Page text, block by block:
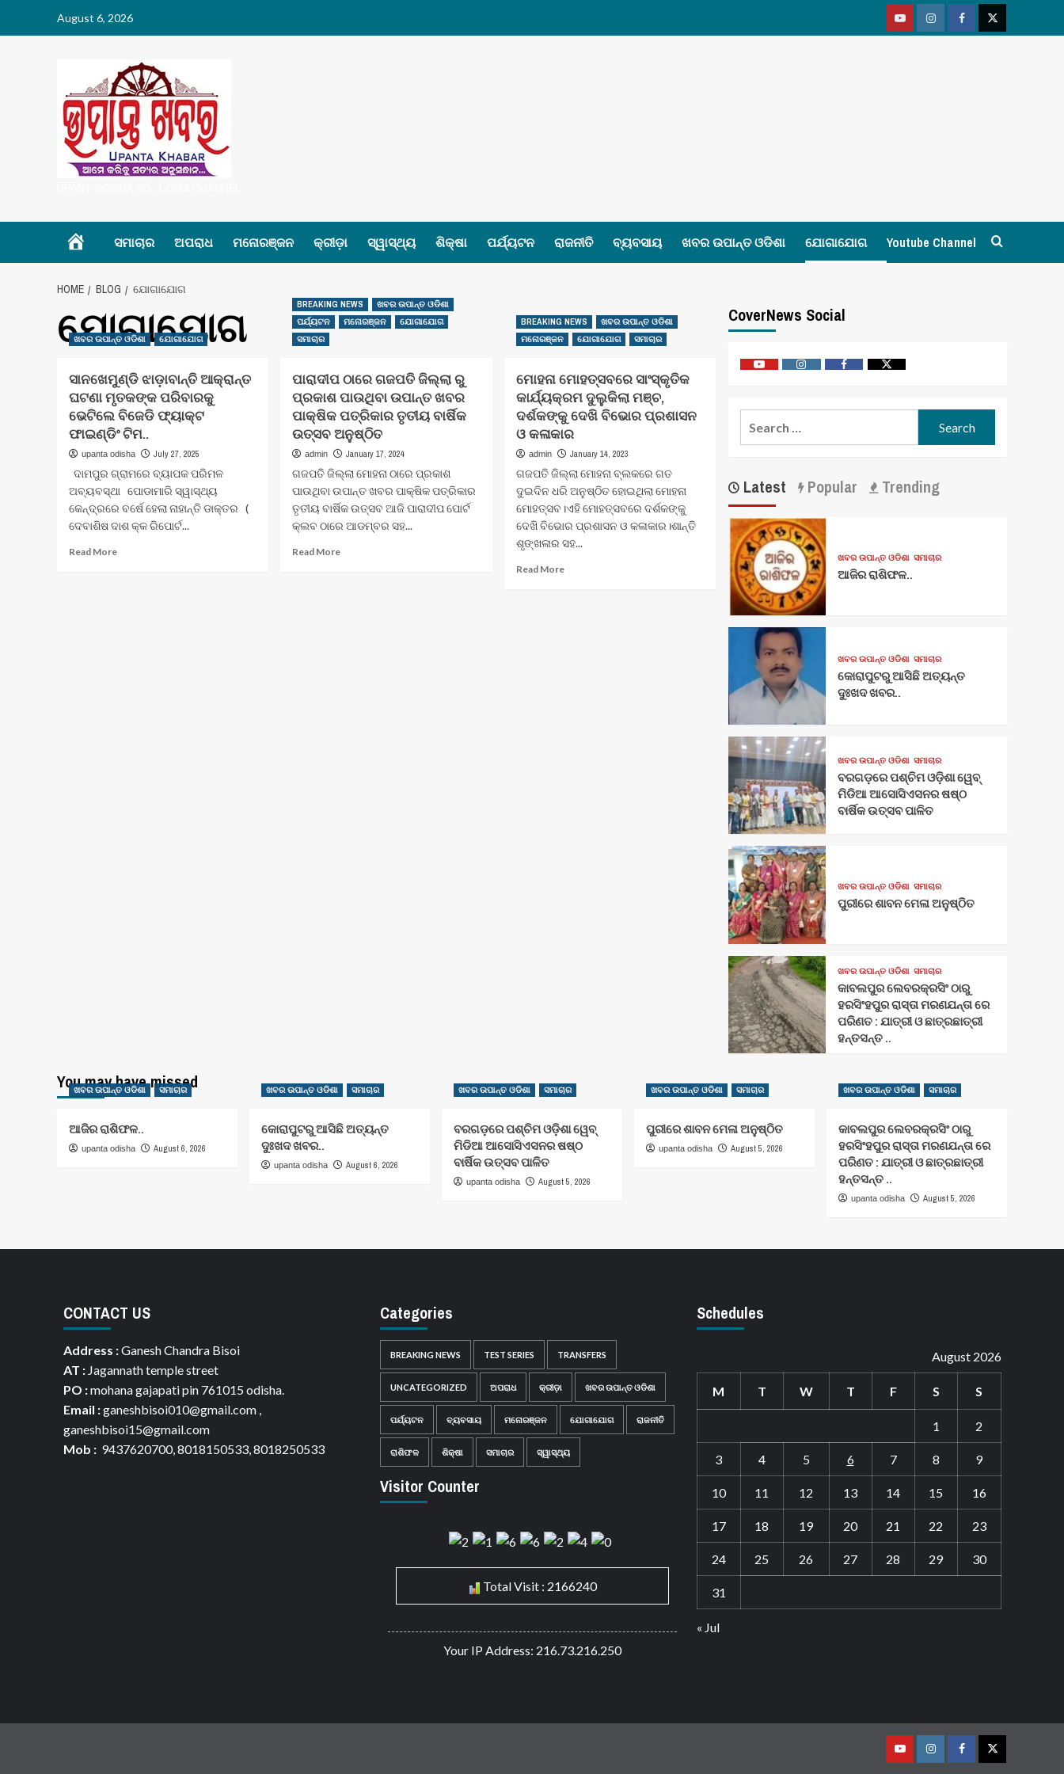
August 6, 2026
YoutubeVimeoFacebookTwitter
Homeସମାଚାର ଅପରାଧ ମନୋରଞ୍ଜନ କ୍ରୀଡ଼ା ସ୍ୱାସ୍ଥ୍ୟ ଶିକ୍ଷା ପର୍ଯ୍ୟଟନ ରାଜନୀତି ବ୍ୟବସାୟ ଖବର ଉପାନ୍ତ ଓଡିଶା ଯୋଗାଯୋଗ Youtube Channel
HOME BLOG ଯୋଗାଯୋଗ
ଯୋଗାଯୋଗ
ଖବର ଉପାନ୍ତ ଓଡିଶା ଯୋଗାଯୋଗ
ସାନଖେମୁଣ୍ଡି ଝାଡ଼ାବାନ୍ତି ଆକ୍ରାନ୍ତ
ଘଟଣା ମୃତକଙ୍କ ପରିବାରକୁ
ଭେଟିଲେ ବିଜେଡି ଫ୍ୟାକ୍ଟ
ଫାଇଣ୍ଡିଂ ଟିମ..
upanta odisha July 27, 2025
ଦାମପୁର ଗ୍ରାମରେ ବ୍ୟାପକ ପରିମଳ
ଅବ୍ୟବସ୍ଥା ପୋଡାମାରି ସ୍ୱାସ୍ଥ୍ୟ
କେନ୍ଦ୍ରରେ ବର୍ଷେ ହେଲା ନାହାନ୍ତି ଡାକ୍ତର (
ଦେବାଶିଷ ଦାଶ ‌କ୍କ ରିପୋର୍ଟ...
Read MoreRead
BREAKING NEWS
ଖବର ଉପାନ୍ତ ଓଡିଶା
ପର୍ଯ୍ୟଟନ
ମନୋରଞ୍ଜନ
ଯୋଗାଯୋଗ
ସମାଚାର
ପାରାଦୀପ ଠାରେ ଗଜପତି ଜିଲ୍ଲା ରୁ
ପ୍ରକାଶ ପାଉଥିବା ଉପାନ୍ତ ଖବର
ପାକ୍ଷିକ ପତ୍ରିକାର ତୃତୀୟ ବାର୍ଷିକ
ଉତ୍ସବ ଅନୁଷ୍ଠିତ
admin January 17, 2024
ଗଜପତି ଜିଲ୍ଲା ମୋହନା ଠାରେ ପ୍ରକାଶ
ପାଉଥିବା ଉପାନ୍ତ ଖବର ପାକ୍ଷିକ ପତ୍ରିକାର
ତୃତୀୟ ବାର୍ଷିକ ଉତ୍ସବ ଆଜି ପାରାଦୀପ ପୋର୍ଟ
କ୍ଲବ ଠାରେ ଆଡମ୍ବର ସହ...
Read MoreRead
BREAKING NEWS
ଖବର ଉପାନ୍ତ ଓଡିଶା
ମନୋରଞ୍ଜନ
ଯୋଗାଯୋଗ ସମାଚାର
ମୋହନା ମୋହତ୍ସବରେ ସାଂସ୍କୃତିକ
କାର୍ଯ୍ୟକ୍ରମ ଦୁଲୁକିଲା ମଞ୍ଚ,
ଦର୍ଶକଙ୍କୁ ଦେଖି ବିଭୋର ପ୍ରଶାସନ
ଓ କଳାକାର
admin January 14, 2023
ଗଜପତି ଜିଲ୍ଲା ମୋହନା ବ୍ଲକରେ ଗତ
ଦୁଇଦିନ ଧରି ଅନୁଷ୍ଠିତ ହୋଇଥିଲା ମୋହନା
ମୋହତ୍ସବ।ଏହି ମୋହତ୍ସବରେ ଦର୍ଶକଙ୍କୁ
ଦେଖି ବିଭୋର ପ୍ରଶାସନ ଓ କଳାକାର।ଶାନ୍ତି
ଶୃଙ୍ଖଳାର ସହ...
Read MoreRead
CoverNews Social
YoutubeVimeo FacebookTwitter
Latest Popular Trending
ଖବର ଉପାନ୍ତ ଓଡିଶା ସମାଚାର
ଆଜିର ରାଶିଫଳ..
ଖବର ଉପାନ୍ତ ଓଡିଶା ସମାଚାର
କୋରାପୁଟରୁ ଆସିଛି ଅତ୍ୟନ୍ତ
ଦୁଃଖଦ ଖବର..
ଖବର ଉପାନ୍ତ ଓଡିଶା ସମାଚାର
ବରଗଡ଼ରେ ପଶ୍ଚିମ ଓଡ଼ିଶା ୱେବ୍
ମିଡିଆ ଆସୋସିଏସନର ଷଷ୍ଠ
ବାର୍ଷିକ ଉତ୍ସବ ପାଳିତ
ଖବର ଉପାନ୍ତ ଓଡିଶା ସମାଚାର
ପୁରୀରେ ଶାବନ ମେଳା ଅନୁଷ୍ଠିତ
ଖବର ଉପାନ୍ତ ଓଡିଶା ସମାଚାର
କାବଲପୁର ଲେବରକ୍ରସିଂ ଠାରୁ
ହରସିଂହପୁର ରାସ୍ତା ମରଣଯନ୍ତା ରେ
ପରିଣତ : ଯାତ୍ରୀ ଓ ଛାତ୍ରଛାତ୍ରୀ
ହନ୍ତସନ୍ତ ..
You may have missed
ଖବର ଉପାନ୍ତ ଓଡିଶା ସମାଚାର
ଆଜିର ରାଶିଫଳ..
upanta odisha August 6, 2026
ଖବର ଉପାନ୍ତ ଓଡିଶା ସମାଚାର
କୋରାପୁଟରୁ ଆସିଛି ଅତ୍ୟନ୍ତ
ଦୁଃଖଦ ଖବର..
upanta odisha August 6, 2026
ଖବର ଉପାନ୍ତ ଓଡିଶା ସମାଚାର
ବରଗଡ଼ରେ ପଶ୍ଚିମ ଓଡ଼ିଶା ୱେବ୍
ମିଡିଆ ଆସୋସିଏସନର ଷଷ୍ଠ
ବାର୍ଷିକ ଉତ୍ସବ ପାଳିତ
upanta odisha August 5, 2026
ଖବର ଉପାନ୍ତ ଓଡିଶା ସମାଚାର
ପୁରୀରେ ଶାବନ ମେଳା ଅନୁଷ୍ଠିତ
upanta odisha August 5, 2026
ଖବର ଉପାନ୍ତ ଓଡିଶା ସମାଚାର
କାବଲପୁର ଲେବରକ୍ରସିଂ ଠାରୁ
ହରସିଂହପୁର ରାସ୍ତା ମରଣଯନ୍ତା ରେ
ପରିଣତ : ଯାତ୍ରୀ ଓ ଛାତ୍ରଛାତ୍ରୀ
ହନ୍ତସନ୍ତ ..
upanta odisha August 5, 2026
CONTACT US
Address :Ganesh Chandra Bisoi
AT :Jagannath temple street
PO :mohana gajapati pin 761015 odisha.
Email :ganeshbisoi010@gmail.com ,
ganeshbisoi15@gmail.com
Mob :9437620700, 8018150533, 8018250533
Categories
BREAKING NEWS TEST SERIES TRANSFERS
UNCATEGORIZED ଅପରାଧ କ୍ରୀଡ଼ା ଖବର ଉପାନ୍ତ ଓଡିଶା
ପର୍ଯ୍ୟଟନ ବ୍ୟବସାୟ ମନୋରଞ୍ଜନ ଯୋଗାଯୋଗ ରାଜନୀତି
ରାଶିଫଳ ଶିକ୍ଷା ସମାଚାର ସ୍ୱାସ୍ଥ୍ୟ
Visitor Counter
Total Visit : 2166240
Your IP Address: 216.73.216.250
Schedules
August 2026
M T W T F S S
1 2
3 4 5 6 7 8 9
10 11 12 13 14 15 16
17 18 19 20 21 22 23
24 25 26 27 28 29 30
31
« Jul
YoutubeVimeoFacebookTwitter